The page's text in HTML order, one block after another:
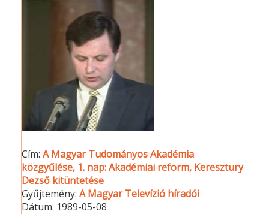
Cím:A Magyar Tudományos Akadémia
közgyűlése, 1. nap: Akadémiai reform, Keresztury
Dezső kitüntetése
Gyűjtemény:A Magyar Televízió híradói
Dátum: 1989-05-08